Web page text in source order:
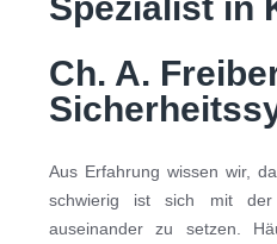
Ch. A.
Aus Erfahrung wissen wir,
schwierig ist sich mit der
auseinander zu setzen.